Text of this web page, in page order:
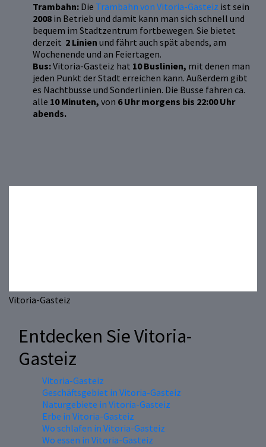
Trambahn: Die Trambahn von Vitoria-Gasteiz ist sein
2008 in Betrieb und damit kann man sich schnell und
bequem im Stadtzentrum fortbewegen. Sie bietet
derzeit 2 Linien und fährt auch spät abends, am
Wochenende und an Feiertagen.
Bus:Vitoria-Gasteiz hat 10 Buslinien, mit denen man
jeden Punkt der Stadt erreichen kann. Außerdem gibt
es Nachtbusse und Sonderlinien. Die Busse fahren ca.
alle 10 Minuten, von 6 Uhr morgens bis 22:00 Uhr
abends.
Vitoria-Gasteiz
Entdecken Sie Vitoria-
Gasteiz
Vitoria-Gasteiz
Geschäftsgebiet in Vitoria-Gasteiz
Naturgebiete in Vitoria-Gasteiz
Erbe in Vitoria-Gasteiz
Wo schlafen in Vitoria-Gasteiz
Wo essen in Vitoria-Gasteiz